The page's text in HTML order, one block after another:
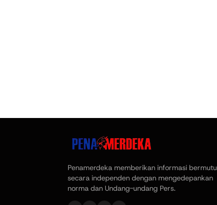
Penamerdeka memberikan informasi bermutu
secara independen dengan mengedepankan
norma dan Undang-undang Pers.